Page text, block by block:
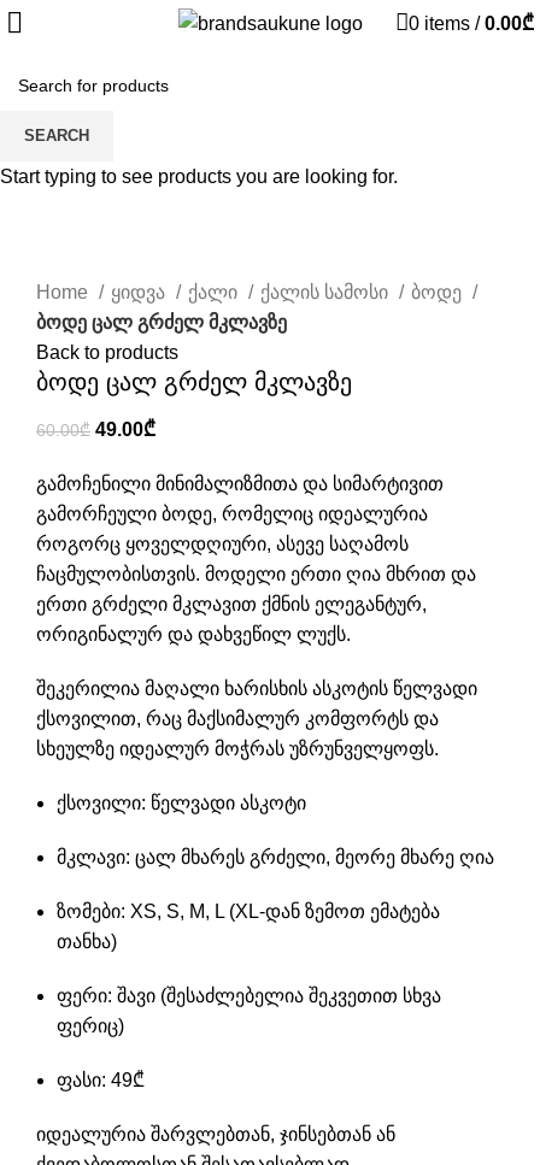
0 items / 0.00₾
Home
ყიდვა ქალი ქალის სამოსი
ბოდე
ბოდე ცალ გრძელ მკლავზე
Back to products
ბოდე ცალ გრძელ მკლავზე
60.00₾ Original
was:
60.00₾.
49.00₾Current
is:
49.00₾.
გამოჩენილი მინიმალიზმითა და სიმარტივით
გამორჩეული ბოდე, რომელიც იდეალურია
როგორც ყოველდღიური, ასევე საღამოს
ჩაცმულობისთვის. მოდელი ერთი ღია მხრით და
ერთი გრძელი მკლავით ქმნის ელეგანტურ,
ორიგინალურ და დახვეწილ ლუქს.
შეკერილია მაღალი ხარისხის ასკოტის წელვადი
ქსოვილით, რაც მაქსიმალურ კომფორტს და
სხეულზე იდეალურ მოჭრას უზრუნველყოფს.
ქსოვილი: წელვადი ასკოტი
მკლავი: ცალ მხარეს გრძელი, მეორე მხარე ღია
ზომები: XS, S, M, L (XL-დან ზემოთ ემატება
თანხა)
ფერი: შავი (შესაძლებელია შეკვეთით სხვა
ფერიც)
ფასი: 49₾
იდეალურია შარვლებთან, ჯინსებთან ან
SEARCH
Start typing to see products you are looking for.